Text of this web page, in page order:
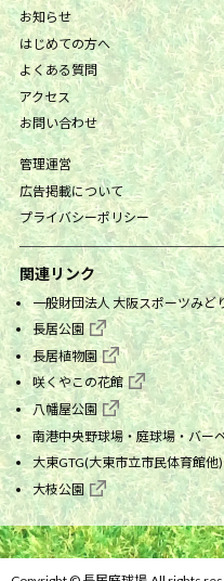
お知らせ
はじめての方へ
よくある質問
アクセス
お問い合わせ
管理運営
広告掲載について
プライバシーポリシー
関連リンク
一般財団法人 大阪スポーツみど
長居公園
長居植物園
咲くやこの花館
八幡屋公園
南港中央野球場・庭球場・バー
大東GTG(大東市立市民体育館他)
大枝公園